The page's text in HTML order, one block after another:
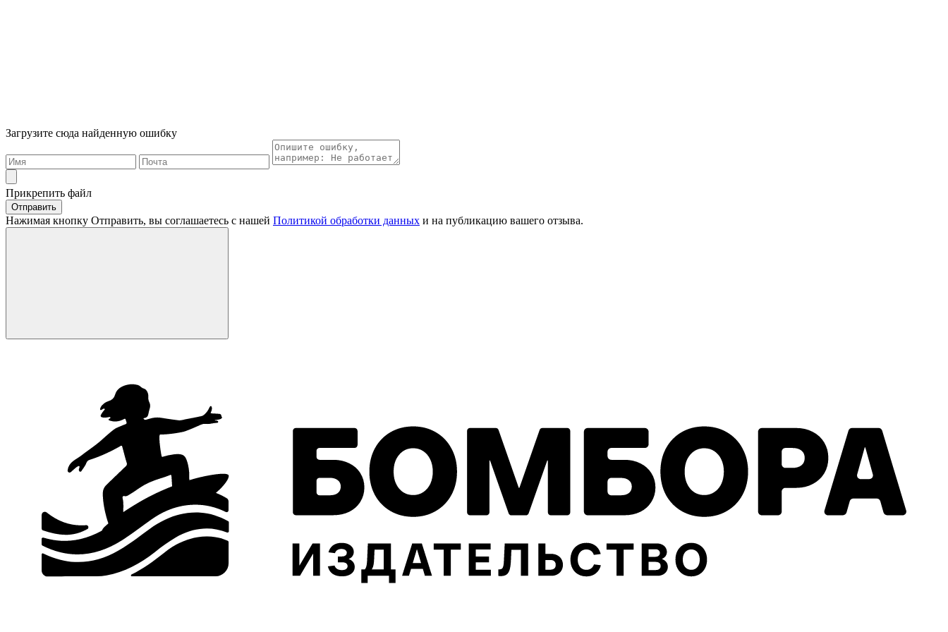
Загрузите сюда найденную ошибку
Прикрепить файл
Отправить
Нажимая кнопку Отправить, вы соглашаетесь с нашей Политикой обработки данных и на публикацию вашего отзыва.